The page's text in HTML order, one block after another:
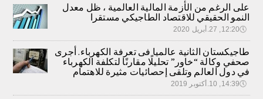
على الرغم من الأزمة المالية العالمية ، ظل معدل
النمو الحقيقي للاقتصاد الطاجيكي مستقرا
🕔12:20, 27.أبريل 2020
طاجيكستان الثانية عالميا فى تعرفة الكهرباء. أجرى
صحفي وكالة “خاور” تحليلًا مقارنًا لتكلفة الكهرباء
في دول العالم وتلقى إحصائيات مثيرة للاهتمام
🕔14:39, 10.أكتوبر 2019